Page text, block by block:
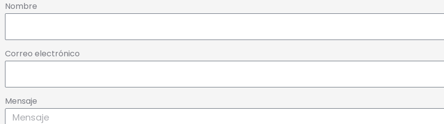
Nombre
Correo electrónico
Mensaje